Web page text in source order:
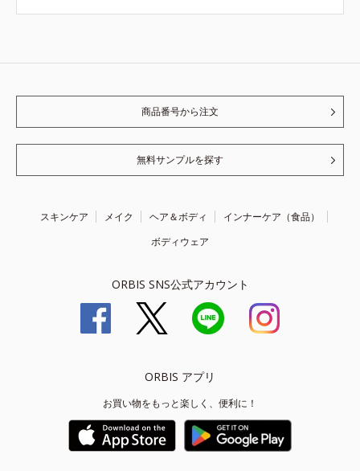
商品番号から注文
無料サンプルを探す
スキンケア メイク ヘア＆ボディ
インナーケア（食品）
ボディウェア
ORBIS SNS公式アカウント
ORBIS アプリ
お買い物をもっと楽しく、便利に！